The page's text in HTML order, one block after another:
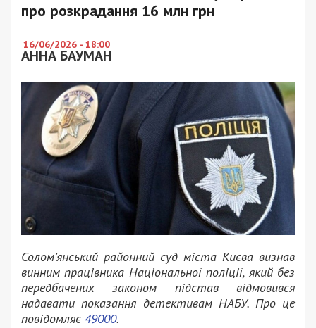
про розкрадання 16 млн грн
16/06/2026 - 18:00
АННА БАУМАН
Солом’янський районний суд міста Києва визнав
винним працівника Національної поліції, який без
передбачених законом підстав відмовився
надавати показання детективам НАБУ. Про це
повідомляє 49000.